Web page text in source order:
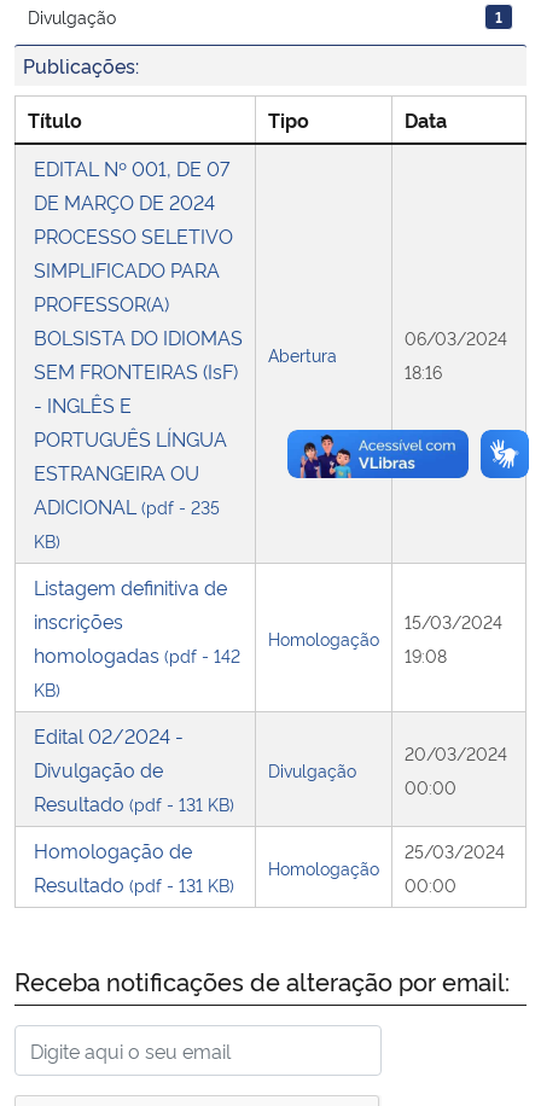
Secretaria-Geral
Secretaria de Governo
Gabinete de Segurança Institucional
Advocacia-Geral da União
Banco Central do Brasil
Planalto
Divulgação 1
Publicações:
Título Tipo
Data
EDITAL Nº 001, DE 07
DE MARÇO DE 2024
PROCESSO SELETIVO
SIMPLIFICADO PARA
PROFESSOR(A)
BOLSISTA DO IDIOMAS
SEM FRONTEIRAS (IsF)
- INGLÊS E
PORTUGUÊS LÍNGUA
ESTRANGEIRA OU
ADICIONAL (pdf - 235
KB)
Abertura
06/03/2024
18:16
Listagem definitiva de
inscrições
homologadas (pdf - 142
KB)
Homologação
15/03/2024
19:08
Edital 02/2024 -
Divulgação de
Resultado (pdf - 131 KB)
Divulgação
20/03/2024
00:00
Homologação de
Resultado (pdf - 131 KB)
Homologação
25/03/2024
00:00
Receba notificações de alteração por email: